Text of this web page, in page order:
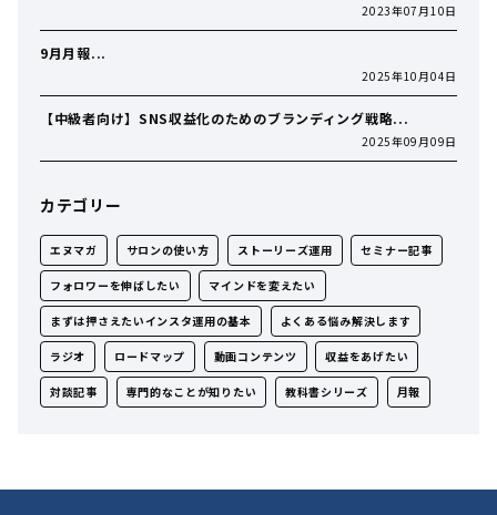
2023年07月10日
9月月報...
2025年10月04日
【中級者向け】SNS収益化のためのブランディング戦略...
2025年09月09日
カテゴリー
エヌマガ サロンの使い方 ストーリーズ運用 セミナー記事
フォロワーを伸ばしたい マインドを変えたい
まずは押さえたいインスタ運用の基本 よくある悩み解決します
ラジオ ロードマップ 動画コンテンツ 収益をあげたい
対談記事 専門的なことが知りたい 教科書シリーズ 月報